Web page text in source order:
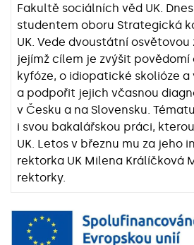
Fakultě sociálních věd UK.
studentem oboru Strategická
UK. Vede dvoustátní
jejímž cílem je zvýšit povědomí
kyfóze, o idiopatické skolióze
a podpořit jejich včasnou
v Česku a na Slovensku.
i svou bakalářskou práci,
UK. Letos v březnu mu za jeho
rektorka UK Milena Králíčková
rektorky.